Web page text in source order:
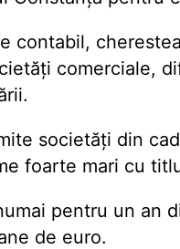
contabil,
comerciale,
societăți din
foarte mari cu
pentru un an
de euro.